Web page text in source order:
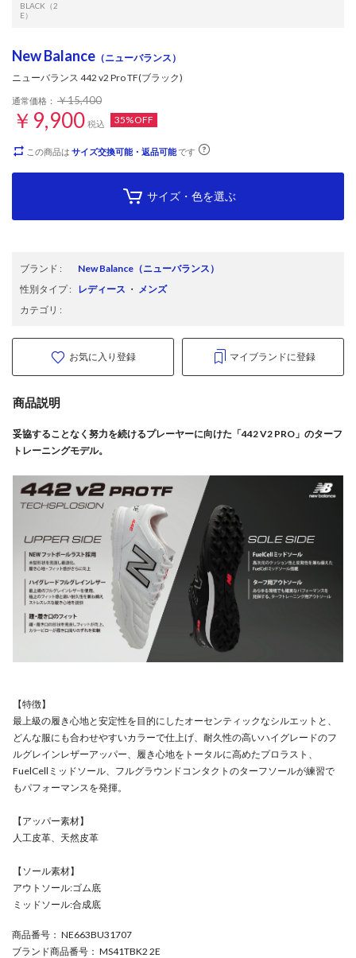
BLACK（2
E）
New Balance （ニューバランス）
ニューバランス 442 v2 Pro TF(ブラック)
通常価格： ￥15,400
￥9,900 税込 35%OFF
この商品は サイズ交換可能・返品可能です
サイズ・色を選ぶ
ブランド : New Balance （ニューバランス）
性別タイプ: レディース ・ メンズ
カテゴリ :
お気に入り登録 マイブランドに登録
商品説明
妥協することなく努力を続けるプレーヤーに向けた「442 V2 PRO」のターフ
トレーニングモデル。
【特徴】
最上級の履き心地と安定性を目的にしたオーセンティックなシルエットと、
どんな服にも合わせやすいカラーで仕上げ、耐久性の高いハイグレードのフ
ルグレインレザーアッパー、履き心地をトータルに高めたプロラスト、
FuelCellミッドソール、フルグラウンドコンタクトのターフソールが練習で
もパフォーマンスを発揮。
【アッパー素材】
人工皮革、天然皮革
【ソール素材】
アウトソール:ゴム底
ミッドソール:合成底
商品番号 ： NE663BU31707
ブランド商品番号 ： MS41TBK2 2E